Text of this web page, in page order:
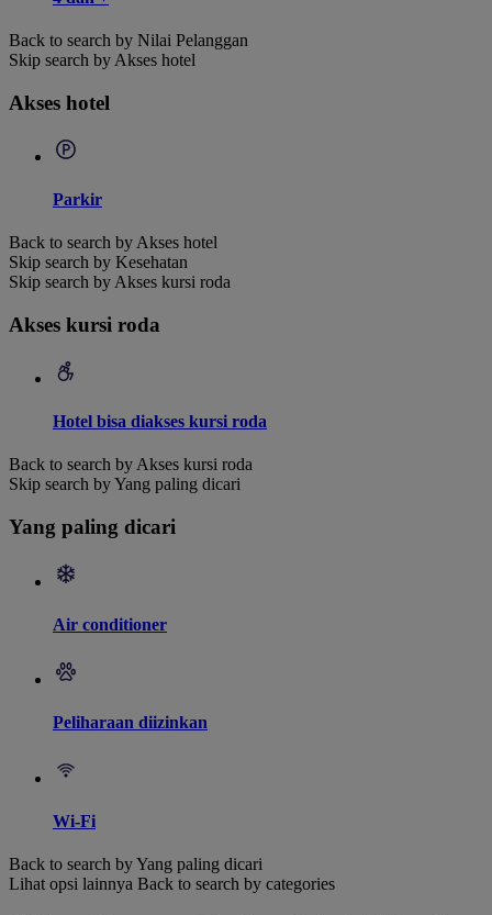
Back to search by Nilai Pelanggan
Skip search by Akses hotel
Akses hotel
Parkir
Back to search by Akses hotel
Skip search by Kesehatan
Skip search by Akses kursi roda
Akses kursi roda
Hotel bisa diakses kursi roda
Back to search by Akses kursi roda
Skip search by Yang paling dicari
Yang paling dicari
Air conditioner
Peliharaan diizinkan
Wi-Fi
Back to search by Yang paling dicari
Lihat opsi lainnya Back to search by categories